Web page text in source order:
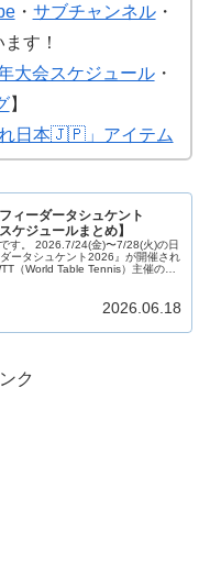
・ サブチャンネル・
す！
大会スケジュール・
】
れ日本🇯🇵」アイテム
ィーダータシュケント
ケジュールまとめ】
す。 2026.7/24(金)〜7/28(火)の日
ータシュケント2026』が開催され
（World Table Tennis）主催の、
2026.06.18
ク